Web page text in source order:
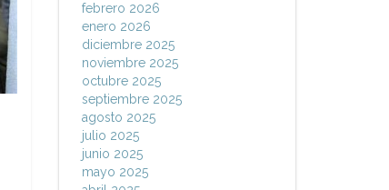
febrero 2026
enero 2026
diciembre 2025
noviembre 2025
octubre 2025
septiembre 2025
agosto 2025
julio 2025
junio 2025
mayo 2025